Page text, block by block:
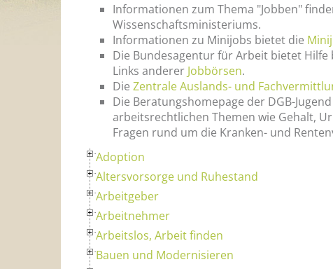
Informationen zum Thema "Jobben"
Wissenschaftsministeriums.
Informationen zu Minijobs bietet die
Die Bundesagentur für Arbeit bietet
Links anderer Jobbörsen.
Die Zentrale Auslands- und
Die Beratungshomepage der DGB-
arbeitsrechtlichen Themen wie Gehalt,
Fragen rund um die Kranken- und
Adoption
Altersvorsorge und Ruhestand
Arbeitgeber
Arbeitnehmer
Arbeitslos, Arbeit finden
Bauen und Modernisieren